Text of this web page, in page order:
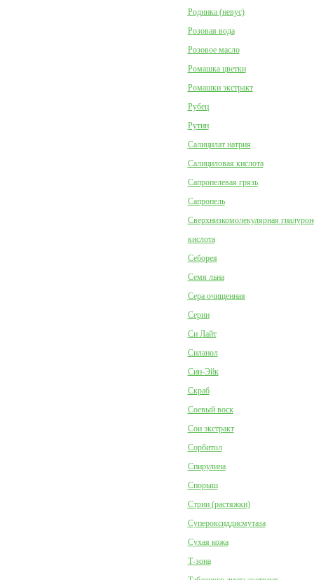
Родинка (невус)
Розовая вода
Розовое масло
Ромашка цветки
Ромашки экстракт
Рубец
Рутин
Салицилат натрия
Салициловая кислота
Сапропелевая грязь
Сапропель
Сверхнизкомолекулярная
кислота
Себорея
Семя льна
Сера очищенная
Серин
Си Лайт
Силанол
Син-Эйк
Скраб
Соевый воск
Сои экстракт
Сорбитол
Спирулина
Спорыш
Стрии (растяжки)
Супероксиддисмутаза
Сухая кожа
Т-зона